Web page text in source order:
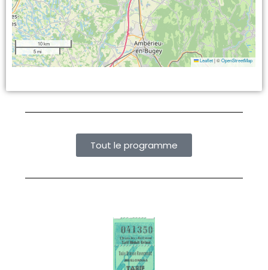
10 km
5 mi
Leaflet |©OpenStreetMap
Tout le programme